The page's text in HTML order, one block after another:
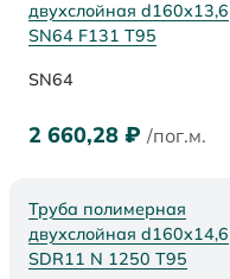
двухслойная d160х13,6
SN64 F131 Т95
SN64
2 660,28 ₽ /пог.м.
Труба полимерная
двухслойная d160x14,6
SDR11 N 1250 Т95